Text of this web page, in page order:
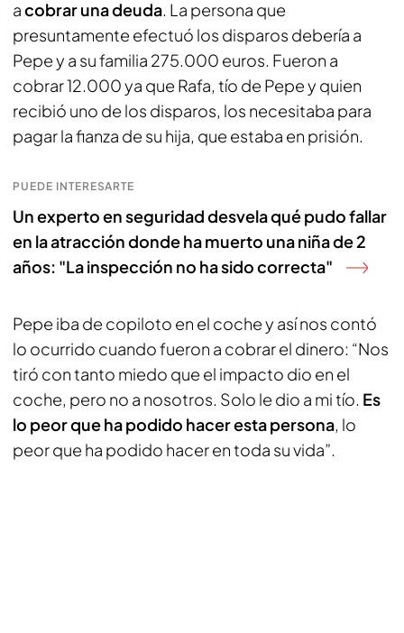
acobrar una deuda. La persona que
presuntamente efectuó los disparos debería a
Pepe y a su familia 275.000 euros. Fueron a
cobrar 12.000 ya que Rafa, tío de Pepe y quien
recibió uno de los disparos, los necesitaba para
pagar la fianza de su hija, que estaba en prisión.
PUEDE INTERESARTE
Un experto en seguridad desvela qué pudo fallar
en la atracción donde ha muerto una niña de 2
años: "La inspección no ha sido correcta"
Pepe iba de copiloto en el coche y así nos contó
lo ocurrido cuando fueron a cobrar el dinero: “Nos
tiró con tanto miedo que el impacto dio en el
coche, pero no a nosotros. Solo le dio a mi tío. Es
lo peor que ha podido hacer esta persona, lo
peor que ha podido hacer en toda su vida”.